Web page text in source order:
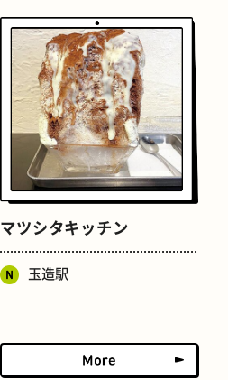
文学碑
マツシタキッチン
玉造駅